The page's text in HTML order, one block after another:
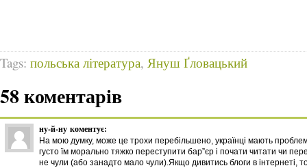
Tags: польська література, Януш Ґловацький
58 коментарів
ну-й-ну коментує:
На мою думку, може це трохи перебільшено, українці мають
густо їм морально тяжко переступити бар”єр і почати читати чи
не чули (або занадто мало чули).Якщо дивитись блоги в інтернеті,